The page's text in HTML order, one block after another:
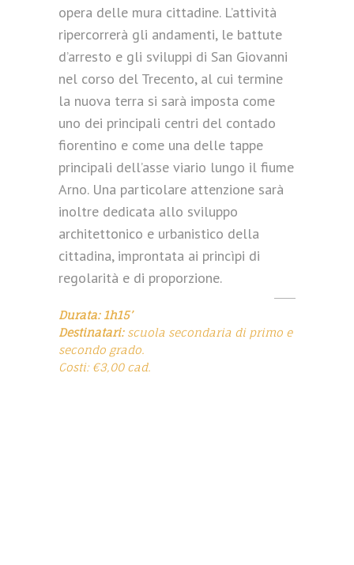
opera delle mura cittadine. L’attività
ripercorrerà gli andamenti, le battute
d’arresto e gli sviluppi di San Giovanni
nel corso del Trecento, al cui termine
la nuova terra si sarà imposta come
uno dei principali centri del contado
fiorentino e come una delle tappe
principali dell’asse viario lungo il fiume
Arno. Una particolare attenzione sarà
inoltre dedicata allo sviluppo
architettonico e urbanistico della
cittadina, improntata ai princìpi di
regolarità e di proporzione.
Durata: 1h15’
Destinatari: scuola secondaria di primo e
secondo grado.
Costi: €3,00 cad.